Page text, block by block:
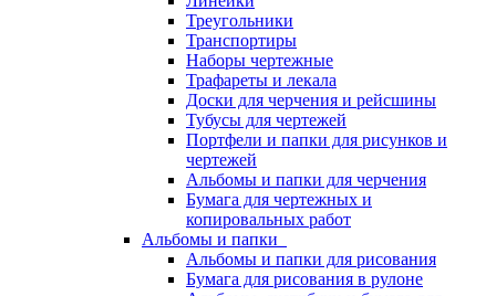
Треугольники
Транспортиры
Наборы чертежные
Трафареты и лекала
Доски для черчения и рейсшины
Тубусы для чертежей
Портфели и папки для рисунков и
чертежей
Альбомы и папки для черчения
Бумага для чертежных и
копировальных работ
Альбомы и папки
Альбомы и папки для рисования
Бумага для рисования в рулоне